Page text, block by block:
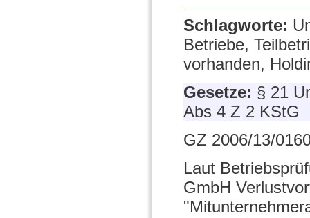
Schlagworte:
Betriebe,
vorhanden,
Gesetze: § 21
Abs 4 Z 2 KStG
GZ 2006/13/
Laut
GmbH